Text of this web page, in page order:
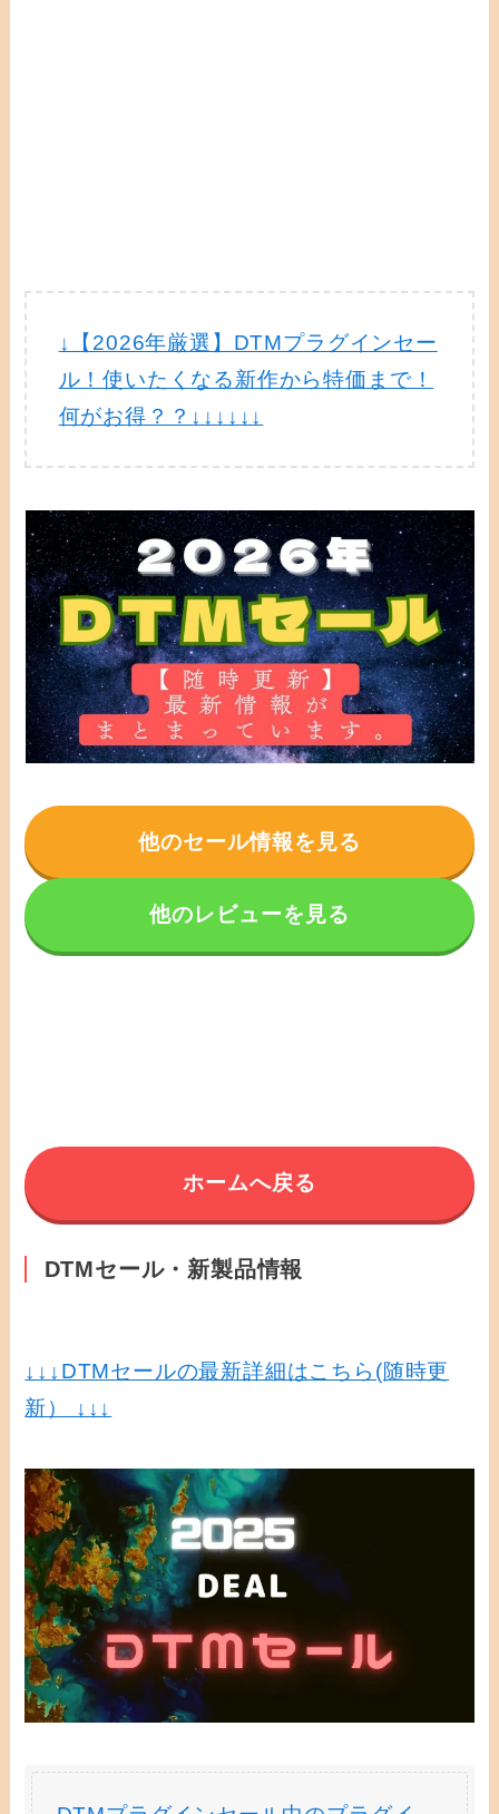
↓【2026年厳選】DTMプラグインセー
ル！使いたくなる新作から特価まで！
何がお得？？↓↓↓↓↓↓
他のセール情報を見る
他のレビューを見る
ホームへ戻る
DTMセール・新製品情報
↓↓↓ DTMセールの最新詳細はこちら(随時更
新） ↓↓↓